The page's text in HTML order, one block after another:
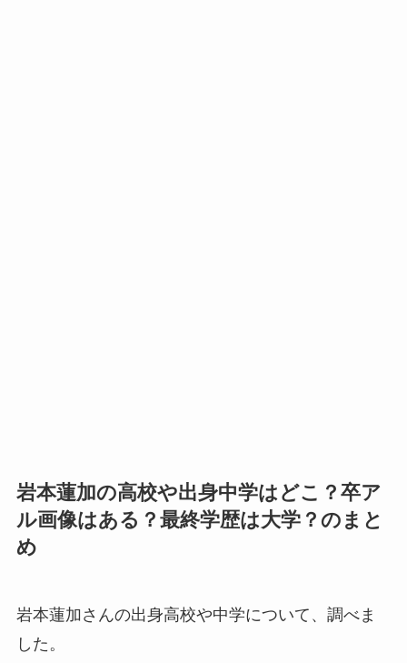
岩本蓮加の高校や出身中学はどこ？卒ア
ル画像はある？最終学歴は大学？のまと
め
岩本蓮加さんの出身高校や中学について、調べま
した。